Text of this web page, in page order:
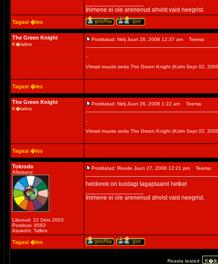
Inimene ei ole arenenud ahvist vaid neegrist.
Tagasi �les
The Green Knight
K�laline
Postitatud: Nelj Juun 26, 2008 12:37 am Teema:
..
Viimati muutis seda The Green Knight (Kolm Sept 02,
Tagasi �les
The Green Knight
K�laline
Postitatud: Nelj Juun 26, 2008 1:22 am Teema:
..
Viimati muutis seda The Green Knight (Kolm Sept 02,
Tagasi �les
Tokroda
Alfaisane
Liitunud: 22 Dets 2003
Postitusi: 8583
Asukoht: Tallinn
Postitatud: Reede Juun 27, 2008 12:21 pm Teema:
heldorek on kuidagi tagaplaanil hetkel
Inimene ei ole arenenud ahvist vaid neegrist.
Tagasi �les
Reasta teated: